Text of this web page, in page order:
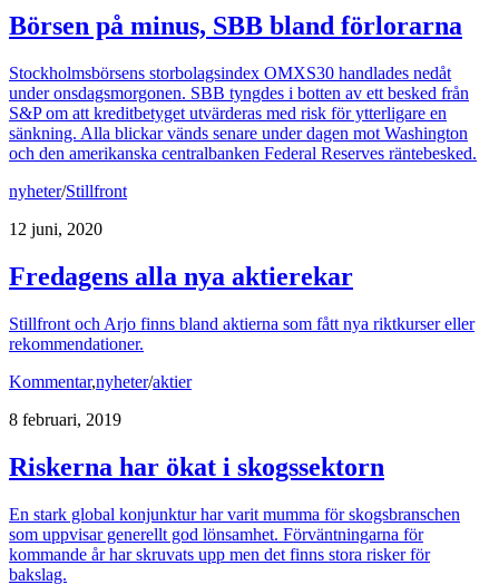
Börsen på minus, SBB bland förlorarna
Stockholmsbörsens storbolagsindex OMXS30 handlades nedåt
under onsdagsmorgonen. SBB tyngdes i botten av ett besked från
S&P om att kreditbetyget utvärderas med risk för ytterligare en
sänkning. Alla blickar vänds senare under dagen mot Washington
och den amerikanska centralbanken Federal Reserves räntebesked.
nyheter/Stillfront
12 juni, 2020
Fredagens alla nya aktierekar
Stillfront och Arjo finns bland aktierna som fått nya riktkurser eller
rekommendationer.
Kommentar,nyheter/aktier
8 februari, 2019
Riskerna har ökat i skogssektorn
En stark global konjunktur har varit mumma för skogsbranschen
som uppvisar generellt god lönsamhet. Förväntningarna för
kommande år har skruvats upp men det finns stora risker för
bakslag.